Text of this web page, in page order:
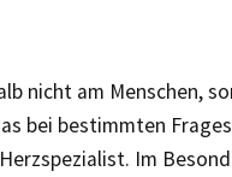
nicht am Menschen,
bei bestimmten
Im